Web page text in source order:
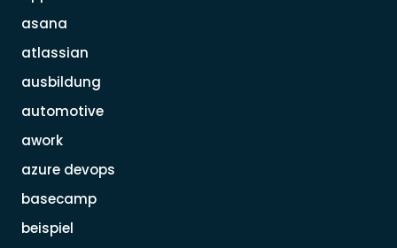
asana
atlassian
ausbildung
automotive
awork
azure devops
basecamp
beispiel